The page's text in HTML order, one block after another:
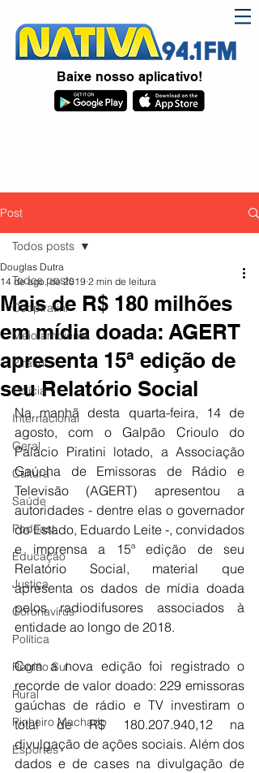
Baixe nosso aplicativo!
Post
Todos posts
Coopiratini
Meio ambiente
Piratini
Polícia
Internacional
Geral
Cultura
Saúde
Podcast
Educação
Justiça
Coronavírus
Política
Região Sul
Rural
Pinheiro Machado
Esportes
Todos posts
Mais de R$ 180 milhões
em mídia doada: AGERT
apresenta 15ª edição de
seu Relatório Social
Douglas Dutra
14 de ago. de 2019 2 min de leitura
Na manhã desta quarta-feira, 14 de
agosto, com o Galpão Crioulo do
Palácio Piratini lotado, a Associação
Gaúcha de Emissoras de Rádio e
Televisão (AGERT) apresentou a
autoridades - dentre elas o governador
do Estado, Eduardo Leite -, convidados
e imprensa a 15ª edição de seu
Relatório Social, material que
apresenta os dados de mídia doada
pelos radiodifusores associados à
entidade ao longo de 2018.
Com a nova edição foi registrado o
recorde de valor doado: 229 emissoras
gaúchas de rádio e TV investiram o
total de R$ 180.207.940,12 na
divulgação de ações sociais. Além dos
dados e de cases na divulgação de